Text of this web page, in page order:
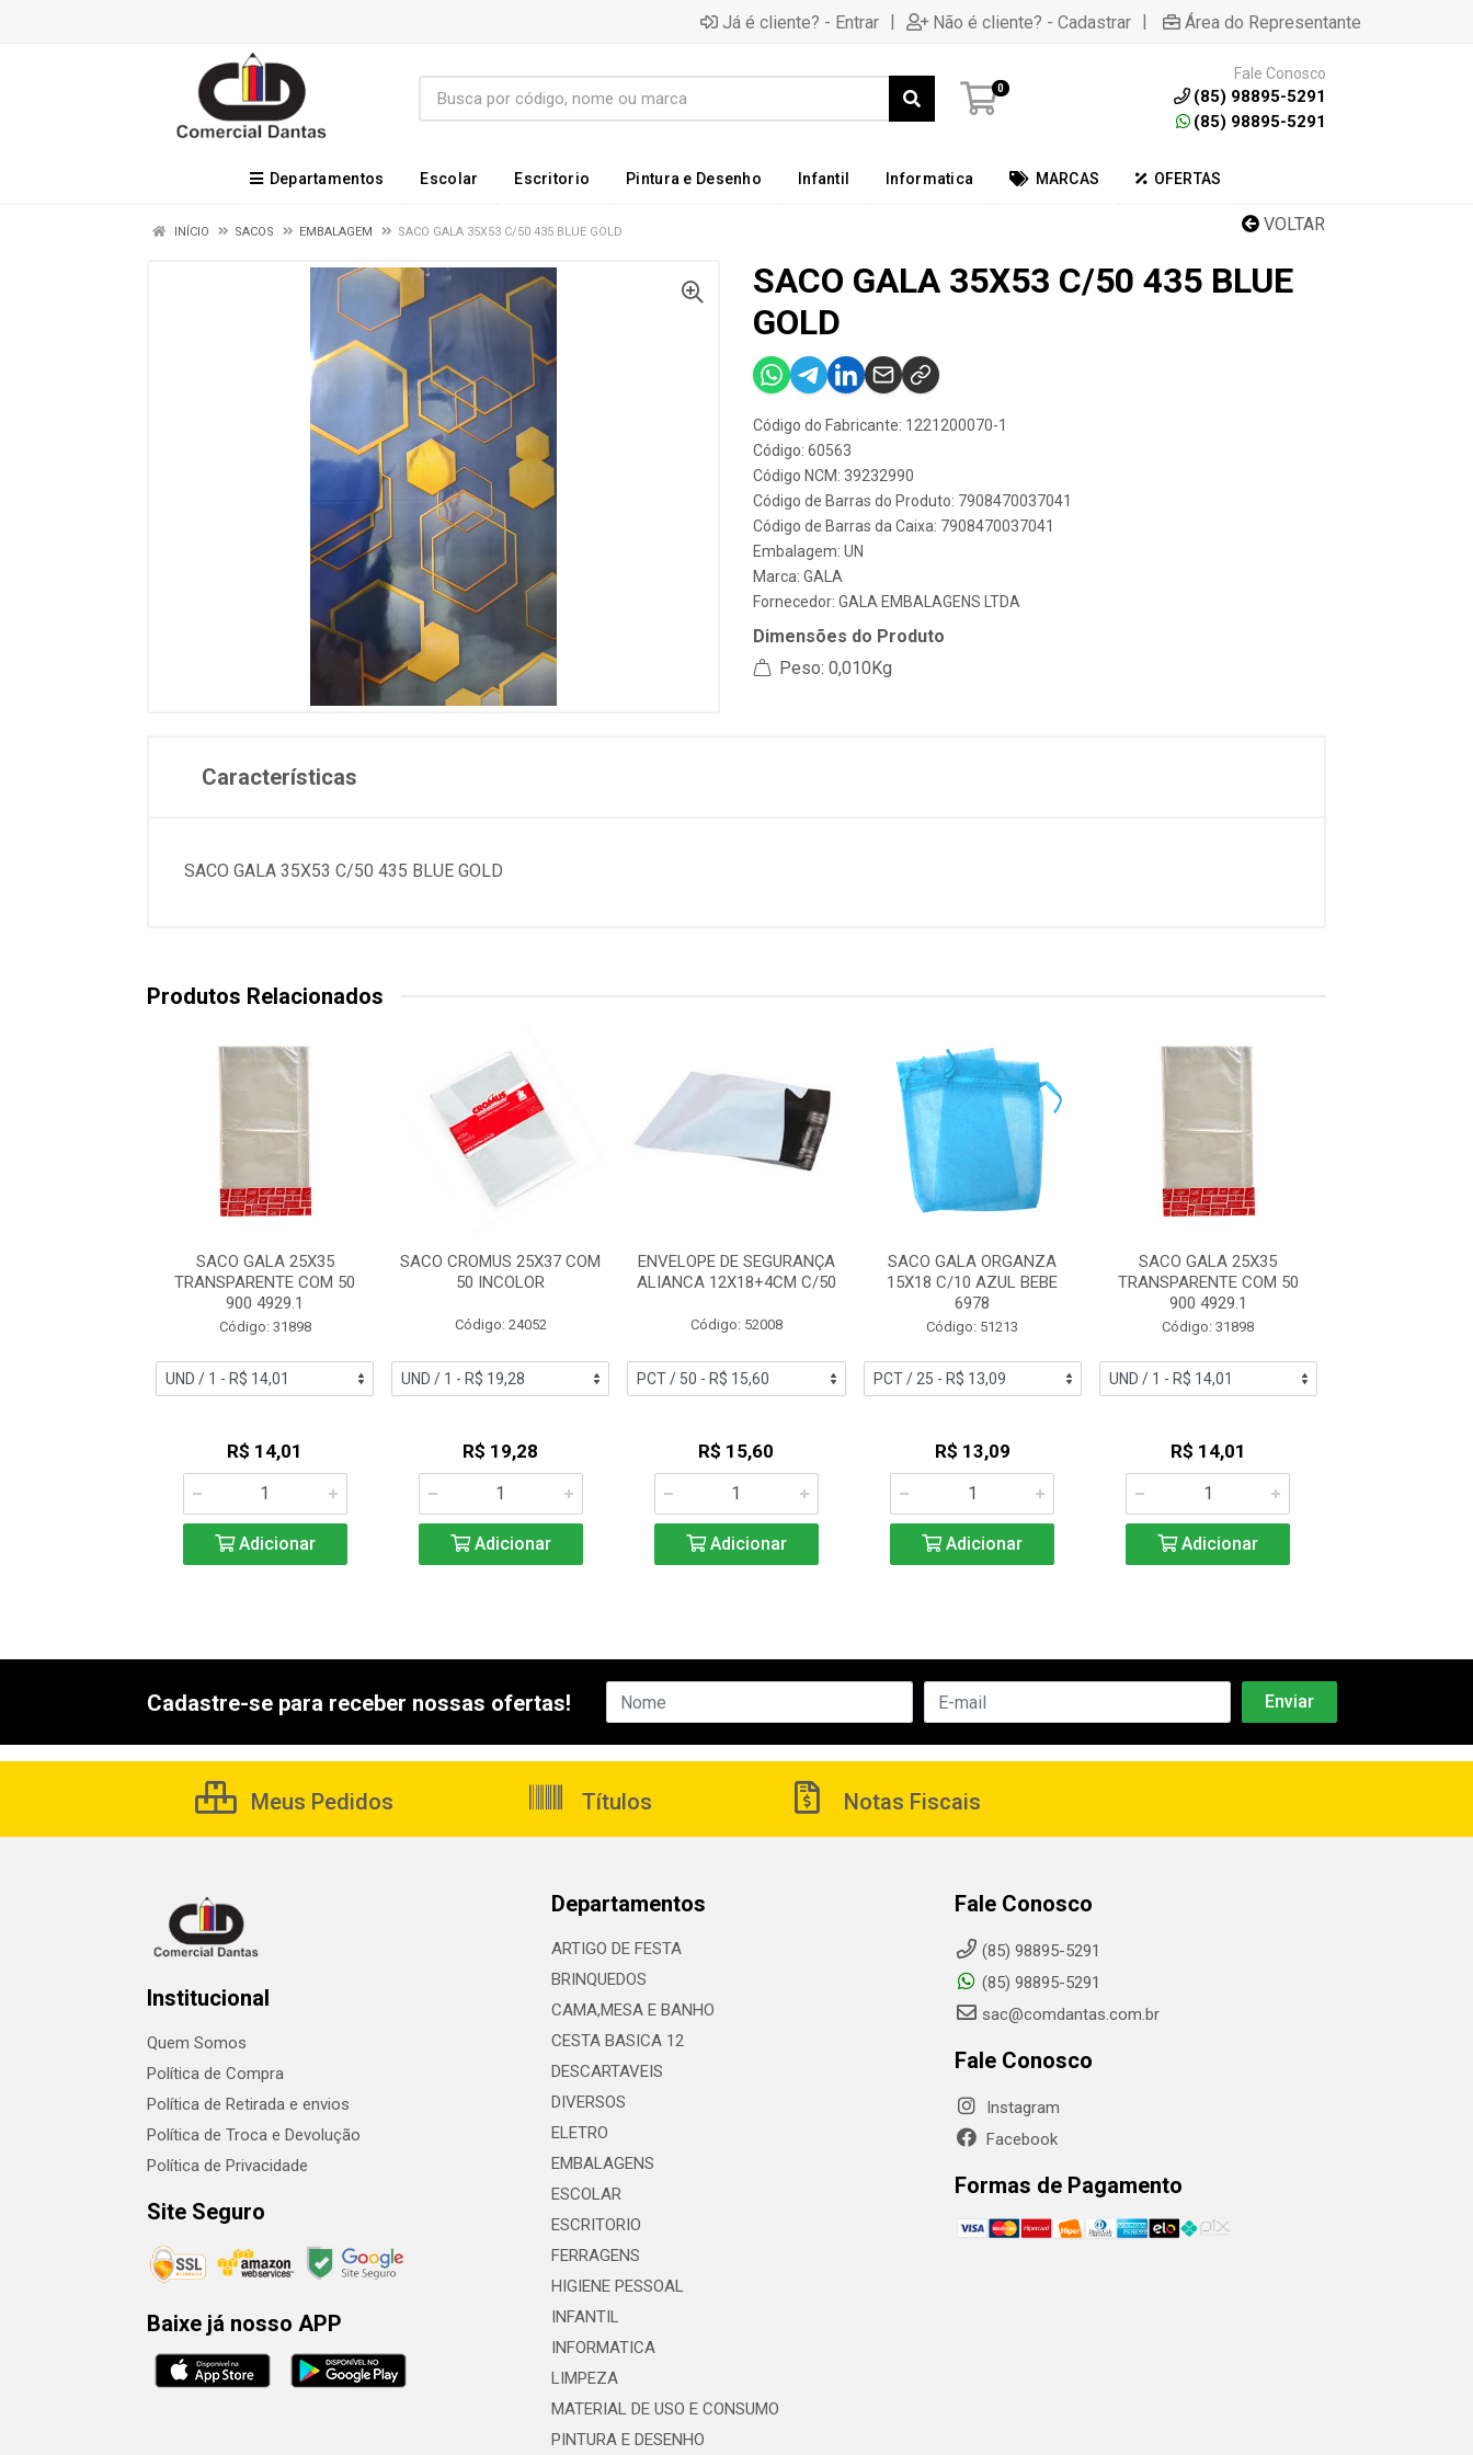
Já é cliente? - Entrar | Não é cliente? - Cadastrar | Área do Representante
0
Fale Conosco
(85) 98895-5291
(85) 98895-5291
Departamentos Escolar Escritorio Pintura e Desenho Infantil Informatica MARCAS OFERTAS
VOLTAR
INÍCIO SACOS EMBALAGEM SACO GALA 35X53 C/50 435 BLUE GOLD
SACO GALA 35X53 C/50 435 BLUE
GOLD
Código do Fabricante: 1221200070-1
Código: 60563
Código NCM: 39232990
Código de Barras do Produto: 7908470037041
Código de Barras da Caixa: 7908470037041
Embalagem: UN
Marca: GALA
Fornecedor: GALA EMBALAGENS LTDA
Dimensões do Produto
Peso: 0,010Kg
Características
SACO GALA 35X53 C/50 435 BLUE GOLD
Produtos Relacionados
SACO GALA 25X35
TRANSPARENTE COM 50
900 4929.1
Código: 31898
R$ 14,01
Adicionar
SACO CROMUS 25X37 COM
50 INCOLOR
Código: 24052
R$ 19,28
Adicionar
ENVELOPE DE SEGURANÇA
ALIANCA 12X18+4CM C/50
Código: 52008
R$ 15,60
Adicionar
SACO GALA ORGANZA
15X18 C/10 AZUL BEBE
6978
Código: 51213
R$ 13,09
Adicionar
SACO GALA 25X35
TRANSPARENTE COM 50
900 4929.1
Código: 31898
R$ 14,01
Adicionar
Cadastre-se para receber nossas ofertas!
Meus Pedidos Títulos Notas Fiscais
Institucional
Quem Somos
Política de Compra
Política de Retirada e envios
Política de Troca e Devolução
Política de Privacidade
Site Seguro
Baixe já nosso APP
Departamentos
ARTIGO DE FESTA
BRINQUEDOS
CAMA,MESA E BANHO
CESTA BASICA 12
DESCARTAVEIS
DIVERSOS
ELETRO
EMBALAGENS
ESCOLAR
ESCRITORIO
FERRAGENS
HIGIENE PESSOAL
INFANTIL
INFORMATICA
LIMPEZA
MATERIAL DE USO E CONSUMO
PINTURA E DESENHO
Fale Conosco
(85) 98895-5291
(85) 98895-5291
sac@comdantas.com.br
Fale Conosco
Instagram
Facebook
Formas de Pagamento